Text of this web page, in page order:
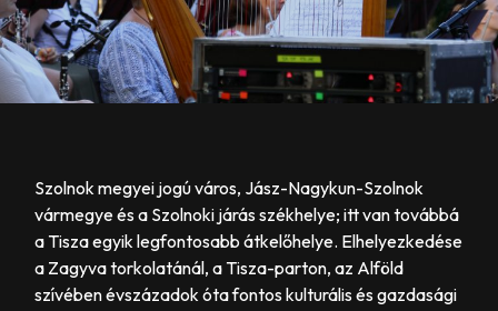
Szolnok megyei jogú város, Jász-Nagykun-Szolnok
vármegye és a Szolnoki járás székhelye; itt van továbbá
a Tisza egyik legfontosabb átkelőhelye. Elhelyezkedése
a Zagyva torkolatánál, a Tisza-parton, az Alföld
szívében évszázadok óta fontos kulturális és gazdasági